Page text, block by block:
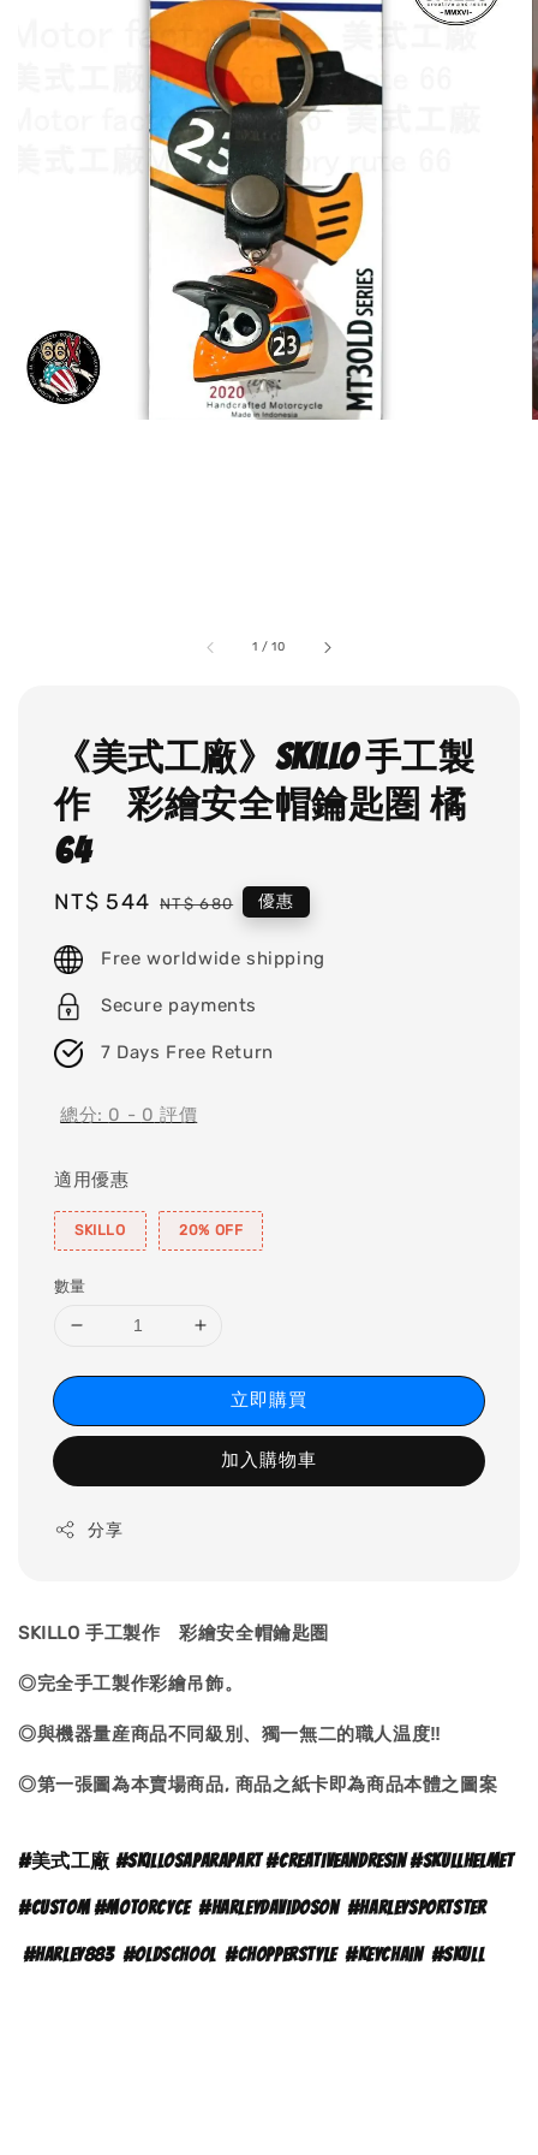
1 /10
《美式工廠》SKILLO 手工製
作 彩繪安全帽鑰匙圏 橘
64
Sale
NT$ 544 Regular
NT$ 680 優惠
Free worldwide shipping
Secure payments
7 Days Free Return
總分: 0 - 0 評價
適用優惠
SKILLO 20% OFF
數量
立即購買
加入購物車
分享
SKILLO 手工製作 彩繪安全帽鑰匙圏
◎完全手工製作彩繪吊飾。
◎與機器量産商品不同級別、獨一無二的職人温度‼
◎第一張圖為本賣場商品, 商品之紙卡即為商品本體之 圖案
#美式工廠 #skillosaparapart #creativeandresin #skullhelmet
#custom #motorcyce#harleydavidoson #harleysportster
#harley883 #oldschool #chopperstyle #keychain #skull